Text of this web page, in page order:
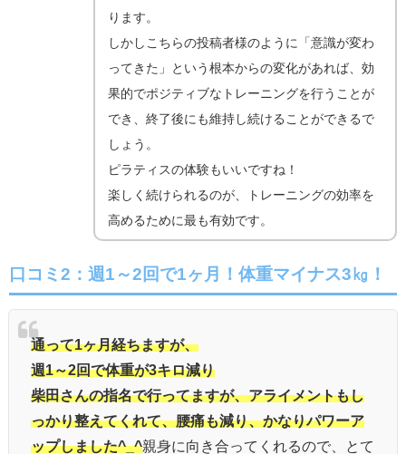
ります。
しかしこちらの投稿者様のように「意識が変わ
ってきた」という根本からの変化があれば、効
果的でポジティブなトレーニングを行うことが
でき、終了後にも維持し続けることができるで
しょう。
ピラティスの体験もいいですね！
楽しく続けられるのが、トレーニングの効率を
高めるために最も有効です。
口コミ2：週1～2回で1ヶ月！体重マイナス3㎏！
通って1ヶ月経ちますが、
週1～2回で体重が3キロ減り
柴田さんの指名で行ってますが、アライメントもし
っかり整えてくれて、腰痛も減り、かなりパワーア
ップしました^_^親身に向き合ってくれるので、とて